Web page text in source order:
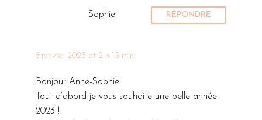
Sophie
8 janvier 2023 at 2 h 15 min
RÉPONDRE
Bonjour Anne-Sophie
Tout d’abord je vous souhaite une belle année
2023 !